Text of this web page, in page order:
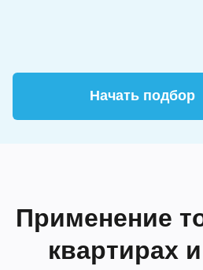
Начать подбор
Применение
квартирах